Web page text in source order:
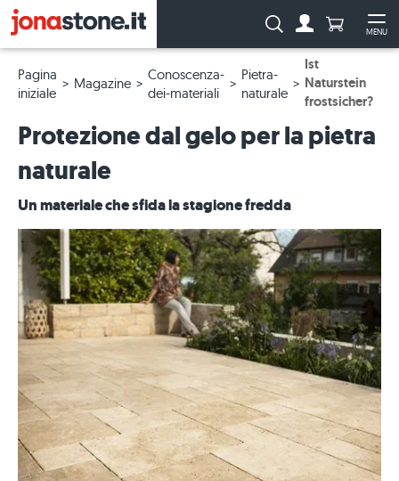
MENU
Ricerca: Numero di
Pagina
iniziale
Magazine
Conoscenza-
dei-materiali
Pietra-
naturale
Ist
Naturstein
frostsicher?
Protezione dal gelo per la pietra
naturale
Un materiale che sfida la stagione fredda